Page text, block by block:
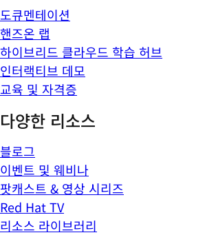
도큐멘테이션
핸즈온 랩
하이브리드 클라우드 학습 허브
인터랙티브 데모
교육 및 자격증
다양한 리소스
블로그
이벤트 및 웨비나
팟캐스트 & 영상 시리즈
Red Hat TV
리소스 라이브러리